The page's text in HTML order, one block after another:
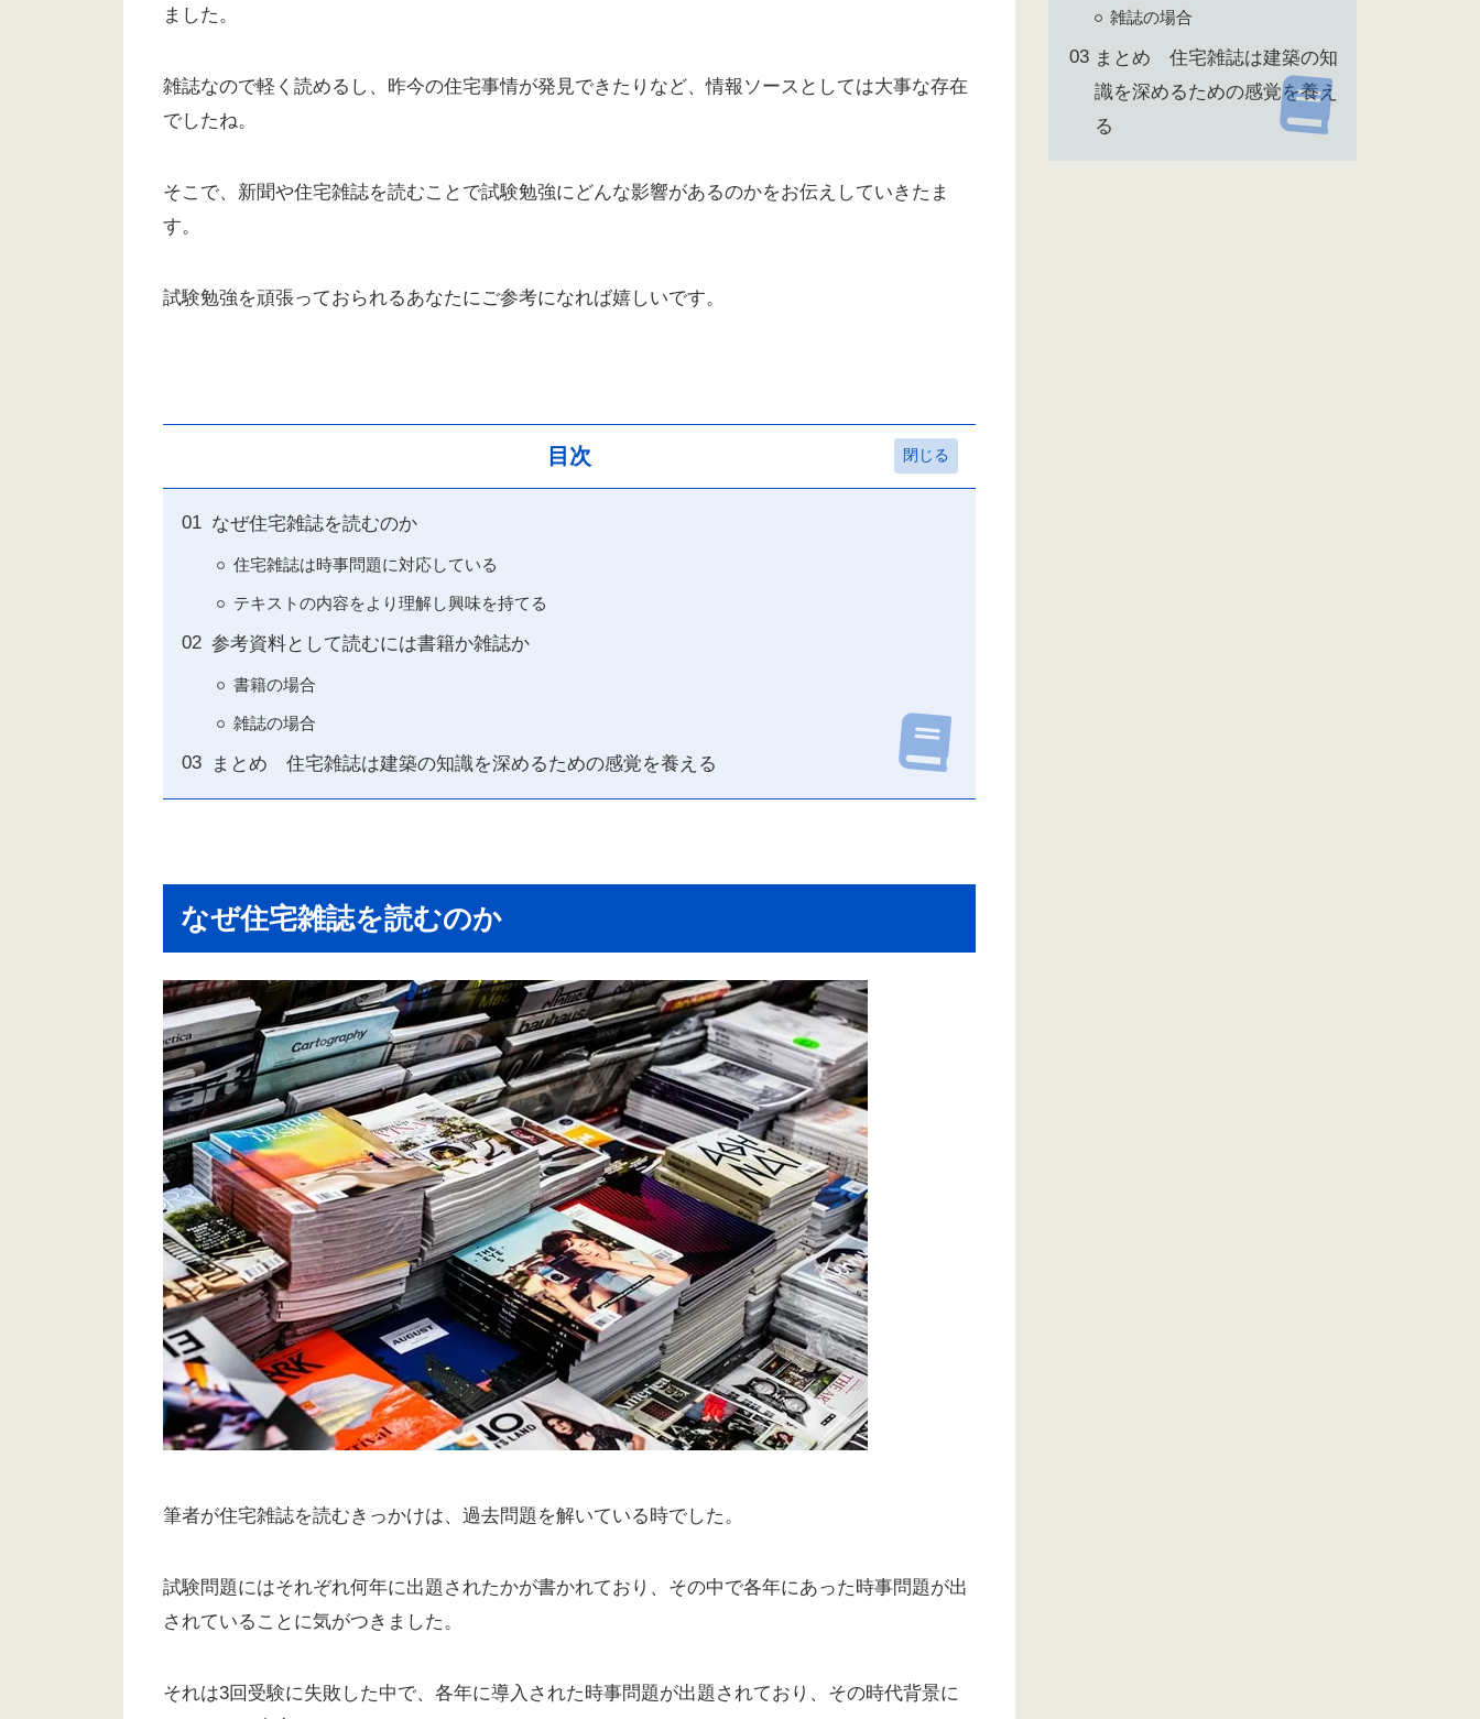
ました。
雑誌なので軽く読めるし、昨今の住宅事情が発見できたりなど、情報ソースとしては大事な存在
でしたね。
そこで、新聞や住宅雑誌を読むことで試験勉強にどんな影響があるのかをお伝えしていきたま
す。
試験勉強を頑張っておられるあなたにご参考になれば嬉しいです。
目次
なぜ住宅雑誌を読むのか
住宅雑誌は時事問題に対応している
テキストの内容をより理解し興味を持てる
参考資料として読むには書籍か雑誌か
書籍の場合
雑誌の場合
まとめ 住宅雑誌は建築の知識を深めるための感覚を養える
なぜ住宅雑誌を読むのか
筆者が住宅雑誌を読むきっかけは、過去問題を解いている時でした。
試験問題にはそれぞれ何年に出題されたかが書かれており、その中で各年にあった時事問題が出
されていることに気がつきました。
それは3回受験に失敗した中で、各年に導入された時事問題が出題されており、その時代背景に
雑誌の場合
まとめ 住宅雑誌は建築の知
識を深めるための感覚を養え
る